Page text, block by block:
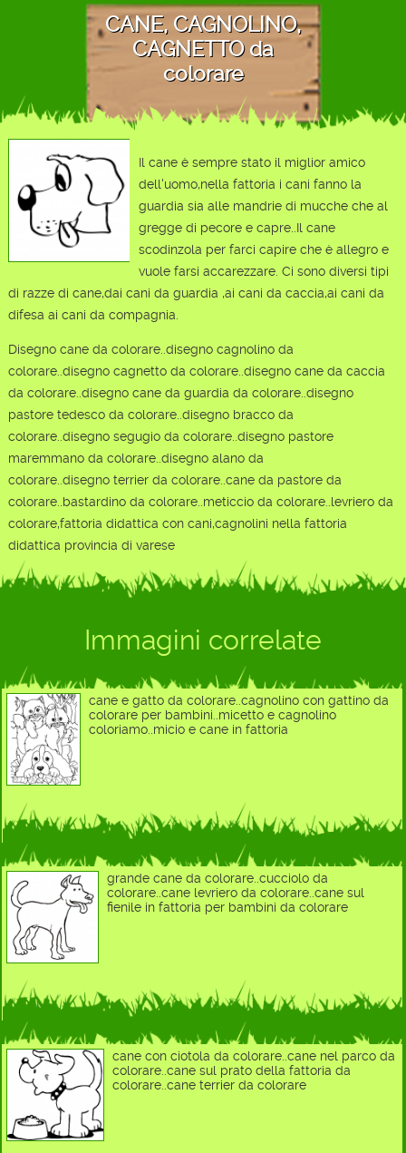
CANE, CAGNOLINO,
CAGNETTO da
colorare
Il cane è sempre stato il miglior amico
dell'uomo,nella fattoria i cani fanno la
guardia sia alle mandrie di mucche che al
gregge di pecore e capre..Il cane
scodinzola per farci capire che è allegro e
vuole farsi accarezzare. Ci sono diversi tipi
di razze di cane,dai cani da guardia ,ai cani da caccia,ai cani da
difesa ai cani da compagnia.
Disegno cane da colorare..disegno cagnolino da
colorare..disegno cagnetto da colorare..disegno cane da caccia
da colorare..disegno cane da guardia da colorare..disegno
pastore tedesco da colorare..disegno bracco da
colorare..disegno segugio da colorare..disegno pastore
maremmano da colorare..disegno alano da
colorare..disegno terrier da colorare..cane da pastore da
colorare..bastardino da colorare..meticcio da colorare..levriero da
colorare,fattoria didattica con cani,cagnolini nella fattoria
didattica provincia di varese
Immagini correlate
cane e gatto da colorare..cagnolino con gattino da
colorare per bambini..micetto e cagnolino
coloriamo..micio e cane in fattoria
grande cane da colorare..cucciolo da
colorare..cane levriero da colorare..cane sul
fienile in fattoria per bambini da colorare
cane con ciotola da colorare..cane nel parco da
colorare..cane sul prato della fattoria da
colorare..cane terrier da colorare